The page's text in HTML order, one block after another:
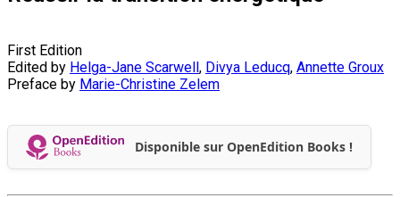
First Edition
Edited by Helga-Jane Scarwell, Divya Leducq, Annette Groux
Preface by Marie-Christine Zelem
Disponible sur OpenEdition Books !